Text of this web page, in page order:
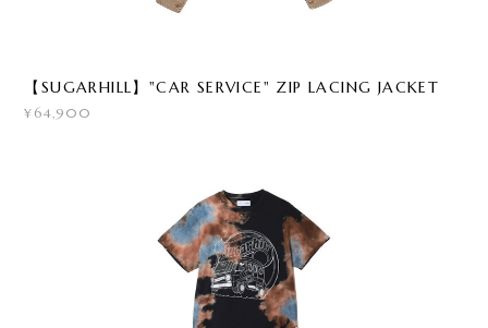
【SUGARHILL】"CAR SERVICE" ZIP LACING JACKET
¥64,900